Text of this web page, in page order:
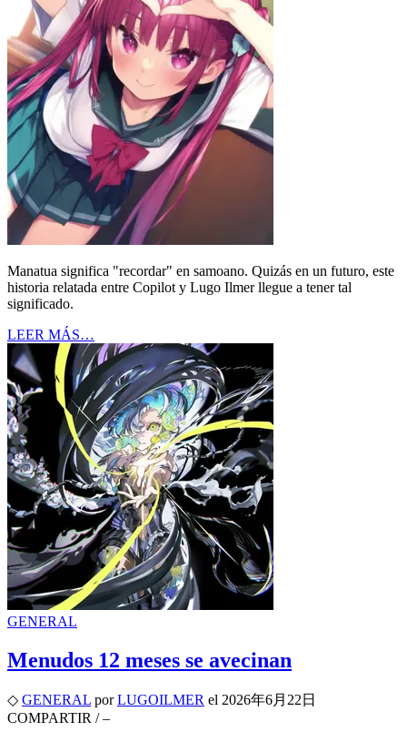
Manatua significa "recordar" en samoano. Quizás en un futuro, este
historia relatada entre Copilot y Lugo Ilmer llegue a tener tal
significado.
LEER MÁS…
GENERAL
Menudos 12 meses se avecinan
◇ GENERAL por LUGOILMER el 2026年6月22日
COMPARTIR / –